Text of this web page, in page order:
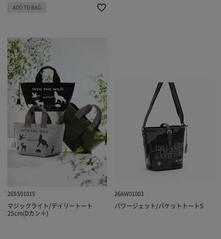
ADD TO BAG
26SS01015
マジックライト/デイリートート
25cm(Dカン＋)
26AW01003
パワージェット/バケットトートS